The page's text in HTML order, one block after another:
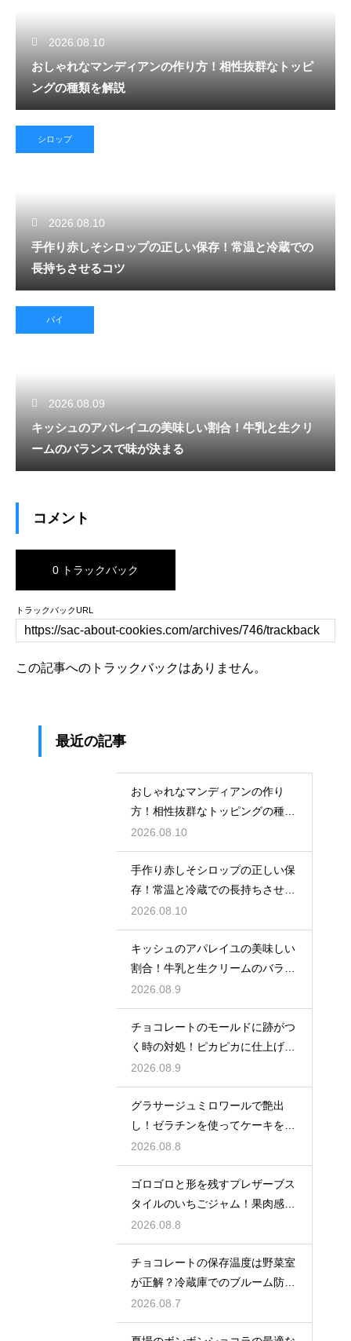
2026.08.10
おしゃれなマンディアンの作り方！相性抜群なトッピ
ングの種類を解説
シロップ
2026.08.10
手作り赤しそシロップの正しい保存！常温と冷蔵での
長持ちさせるコツ
パイ
2026.08.09
キッシュのアパレイユの美味しい割合！牛乳と生クリ
ームのバランスで味が決まる
コメント
0 トラックバック
トラックバックURL
この記事へのトラックバックはありません。
最近の記事
おしゃれなマンディアンの作り
方！相性抜群なトッピングの種類
を解説
2026.08.10
手作り赤しそシロップの正しい保
存！常温と冷蔵での長持ちさせる
コツ
2026.08.10
キッシュのアパレイユの美味しい
割合！牛乳と生クリームのバラン
スで味が決まる
2026.08.9
チョコレートのモールドに跡がつ
く時の対処！ピカピカに仕上げる
ための秘策
2026.08.9
グラサージュミロワールで艶出
し！ゼラチンを使ってケーキを美
しく飾る
2026.08.8
ゴロゴロと形を残すプレザーブス
タイルのいちごジャム！果肉感を
たっぷり楽しむ美味しいレシピ
2026.08.8
チョコレートの保存温度は野菜室
が正解？冷蔵庫でのブルーム防止
策
2026.08.7